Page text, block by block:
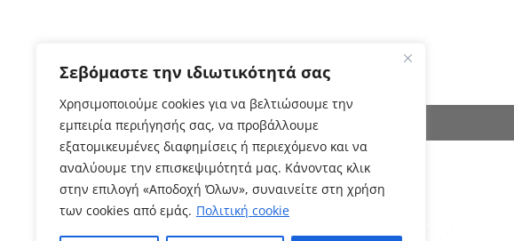
Σεβόμαστε την ιδιωτικότητά σας
Χρησιμοποιούμε cookies για να βελτιώσουμε την
εμπειρία περιήγησής σας, να προβάλλουμε
εξατομικευμένες διαφημίσεις ή περιεχόμενο και να
αναλύουμε την επισκεψιμότητά μας. Κάνοντας κλικ
στην επιλογή «Αποδοχή Όλων», συναινείτε στη χρήση
των cookies από εμάς. Πολιτική cookie